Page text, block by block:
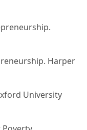
Harper
University